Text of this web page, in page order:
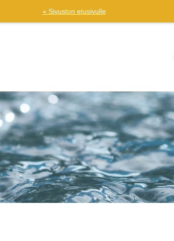
« Sivuston etusivulle